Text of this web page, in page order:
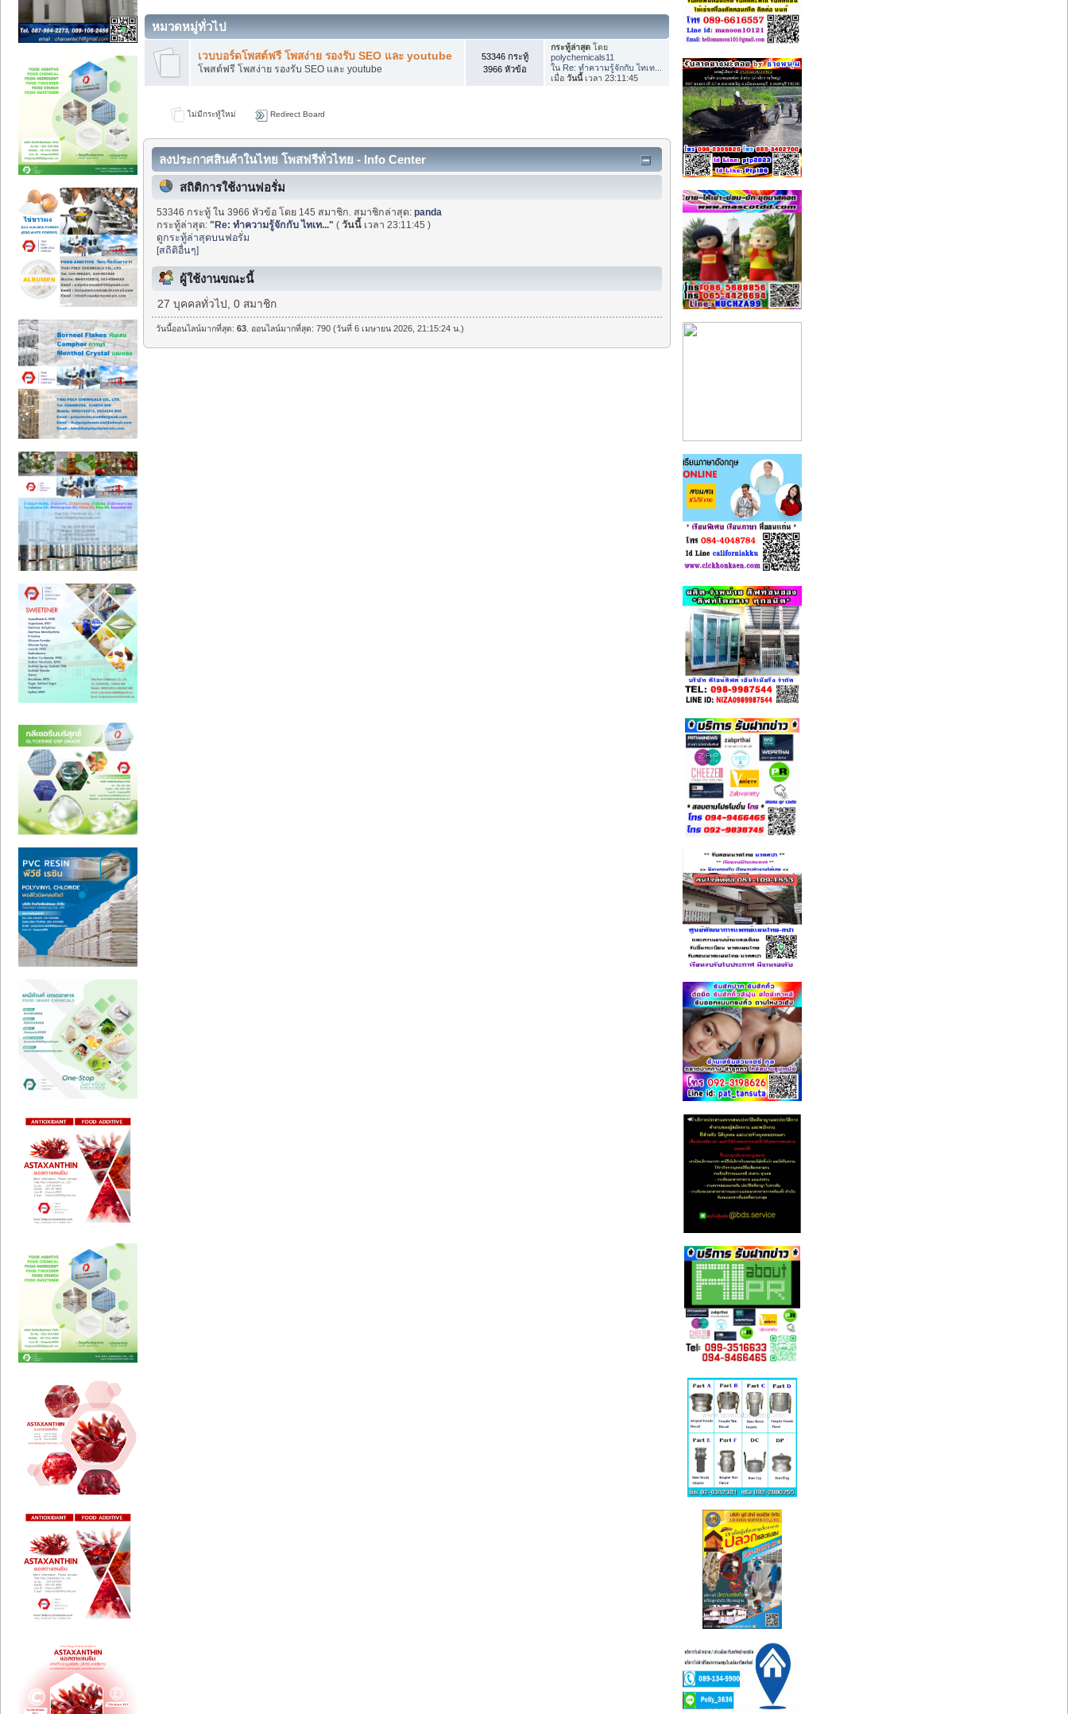
หมวดหมู่ทั่วไป
เวบบอร์ดโพสต์ฟรี โพสง่าย รองรับ SEO และ youtube
โพสต์ฟรี โพสง่าย รองรับ SEO และ youtube
53346 กระทู้
3966 หัวข้อ
กระทู้ล่าสุด โดย
polychemicals11
ใน Re: ทำความรู้จักกับ ไทเท...
เมื่อวันนี้เวลา 23:11:45
ไม่มีกระทู้ใหม่ Redirect Board
ลงประกาศสินค้าในไทย โพสฟรีทั่วไทย - Info Center
สถิติการใช้งานฟอรั่ม
53346 กระทู้ ใน 3966 หัวข้อ โดย 145 สมาชิก. สมาชิกล่าสุด:panda
กระทู้ล่าสุด:"Re: ทำความรู้จักกับ ไทเท..." (วันนี้ เวลา 23:11:45 )
ดูกระทู้ล่าสุดบนฟอรั่ม
[สถิติอื่นๆ]
ผู้ใช้งานขณะนี้
27 บุคคลทั่วไป, 0 สมาชิก
วันนี้ออนไลน์มากที่สุด:63 . ออนไลน์มากที่สุด: 790 (วันที่ 6 เมษายน 2026, 21:15:24 น.)